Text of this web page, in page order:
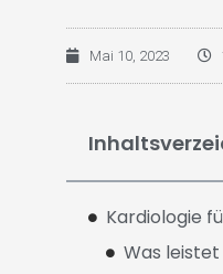
Mai 10, 2023
Kardiologie
Was